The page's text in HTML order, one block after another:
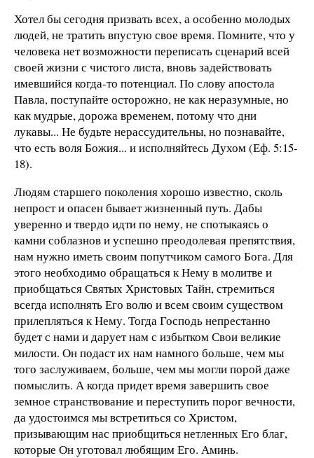
Хотел бы сегодня призвать всех, а особенно молодых
людей, не тратить впустую свое время. Помните, что у
человека нет возможности переписать сценарий всей
своей жизни с чистого листа, вновь задействовать
имевшийся когда-то потенциал. По слову апостола
Павла, поступайте осторожно, не как неразумные, но
как мудрые, дорожа временем, потому что дни
лукавы... Не будьте нерассудительны, но познавайте,
что есть воля Божия... и исполняйтесь Духом (Еф. 5:15-
18).
Людям старшего поколения хорошо известно, сколь
непрост и опасен бывает жизненный путь. Дабы
уверенно и твердо идти по нему, не спотыкаясь о
камни соблазнов и успешно преодолевая препятствия,
нам нужно иметь своим попутчиком самого Бога. Для
этого необходимо обращаться к Нему в молитве и
приобщаться Святых Христовых Тайн, стремиться
всегда исполнять Его волю и всем своим существом
прилепляться к Нему. Тогда Господь непрестанно
будет с нами и дарует нам с избытком Свои великие
милости. Он подаст их нам намного больше, чем мы
того заслуживаем, больше, чем мы могли порой даже
помыслить. А когда придет время завершить свое
земное странствование и переступить порог вечности,
да удостоимся мы встретиться со Христом,
призывающим нас приобщиться нетленных Его благ,
которые Он уготовал любящим Его. Аминь.